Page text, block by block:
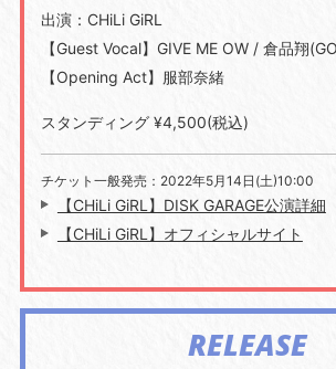
出演：CHiLi GiRL
【Guest Vocal】GIVE ME OW / 倉品翔
【Opening Act】服部奈緒
スタンディング ¥4,500(税込)
チケット一般発売：2022年5月14日(土)10:00
【CHiLi GiRL】DISK GARAGE公演詳細
【CHiLi GiRL】オフィシャルサイト
RELEASE